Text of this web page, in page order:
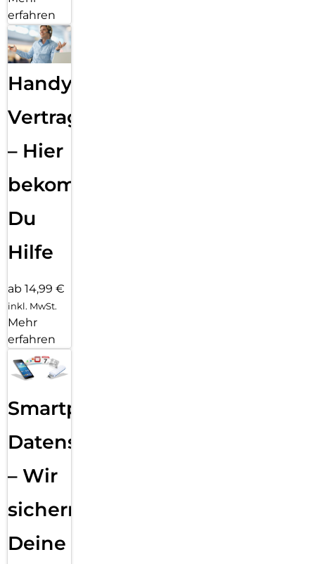
erfahren
Handy
Vertragsabwicklung
– Hier
bekommst
Du
Hilfe
ab 14,99 €
inkl. MwSt.
Mehr
erfahren
Smartphone
Datensicherung
– Wir
sichern
Deine